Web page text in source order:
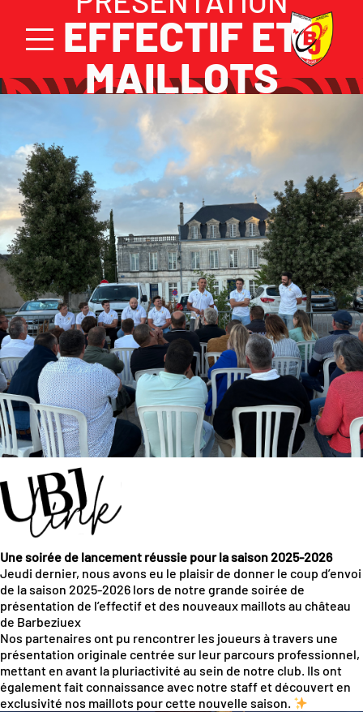
EFFECTIF ET
MAILLOTS
Une soirée de lancement réussie pour la saison 2025-2026
Jeudi dernier, nous avons eu le plaisir de donner le coup d’envoi
de la saison 2025-2026 lors de notre grande soirée de
présentation de l’effectif et des nouveaux maillots au château
de Barbeziuex
Nos partenaires ont pu rencontrer les joueurs à travers une
présentation originale centrée sur leur parcours professionnel,
mettant en avant la pluriactivité au sein de notre club. Ils ont
également fait connaissance avec notre staff et découvert en
exclusivité nos maillots pour cette nouvelle saison.